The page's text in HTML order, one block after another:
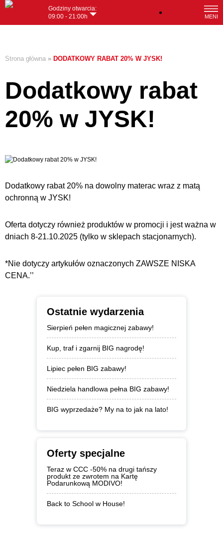
MENI
Godziny otwarcia:
09:00 - 21:00h
Strona główna » DODATKOWY RABAT 20% W JYSK!
Dodatkowy rabat
20% w JYSK!
Dodatkowy rabat 20% na dowolny materac wraz z matą
ochronną w JYSK!
Oferta dotyczy również produktów w promocji i jest ważna w
dniach 8-21.10.2025 (tylko w sklepach stacjonarnych).
*Nie dotyczy artykułów oznaczonych ZAWSZE NISKA
CENA.’’
Ostatnie wydarzenia
Sierpień pełen magicznej zabawy!
Kup, traf i zgarnij BIG nagrodę!
Lipiec pełen BIG zabawy!
Niedziela handlowa pełna BIG zabawy!
BIG wyprzedaże? My na to jak na lato!
Oferty specjalne
Teraz w CCC -50% na drugi tańszy
produkt ze zwrotem na Kartę
Podarunkową MODIVO!
Back to School w House!